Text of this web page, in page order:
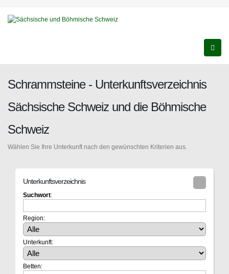
Schrammsteine - Unterkunftsverzeichnis
Sächsische Schweiz und die Böhmische
Schweiz
Wählen Sie Ihre Unterkunft nach den gewünschten Kriterien aus.
Unterkunftsverzeichnis
Suchwort:
Region:
Unterkunft:
Betten: